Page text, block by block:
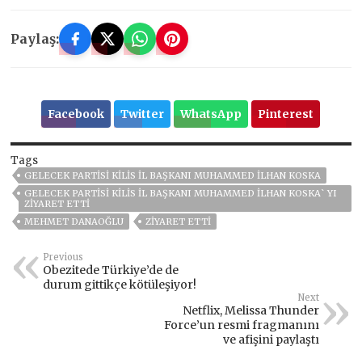
Paylaş:
Facebook Twitter WhatsApp Pinterest
Tags
GELECEK PARTISI KILIS İL BAŞKANI MUHAMMED İLHAN KOSKA
GELECEK PARTISI KILIS İL BAŞKANI MUHAMMED İLHAN KOSKA` YI
ZIYARET ETTI
MEHMET DANAOĞLU
ZİYARET ETTİ
Previous
Obezitede Türkiye’de de
durum gittikçe kötüleşiyor!
Next
Netflix, Melissa Thunder
Force’un resmi fragmanını
ve afişini paylaştı